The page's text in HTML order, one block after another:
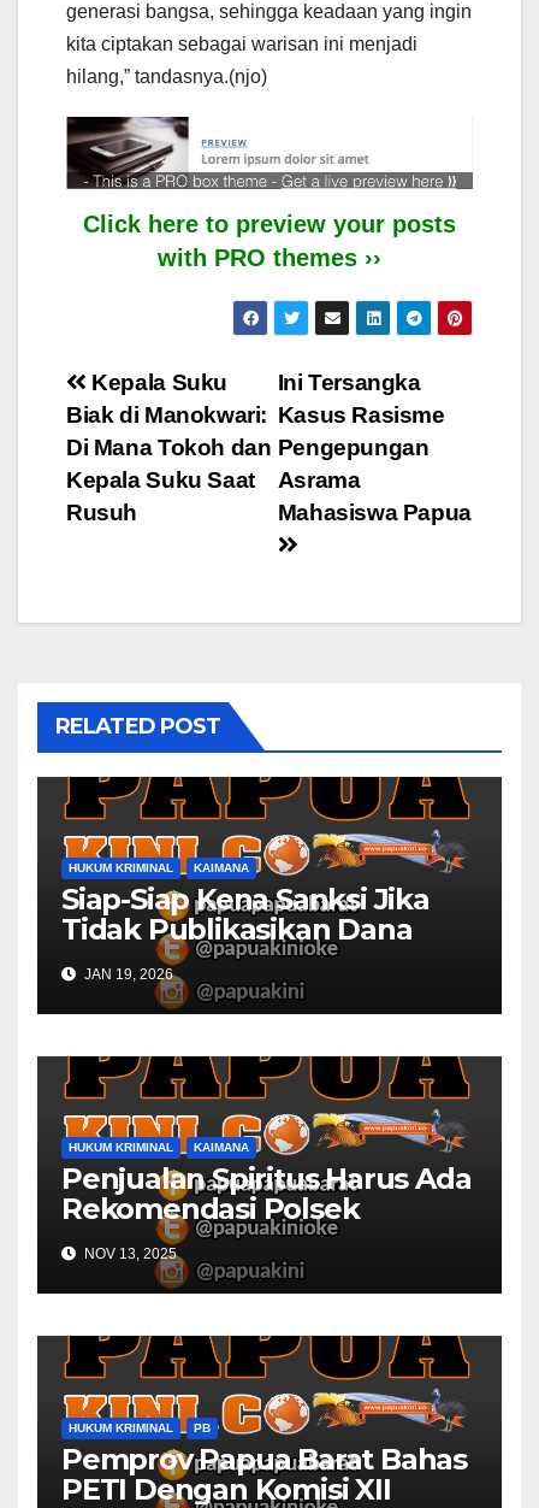
generasi bangsa, sehingga keadaan yang ingin
kita ciptakan sebagai warisan ini menjadi
hilang,” tandasnya.(njo)
Click here to preview your posts
with PRO themes ››
Post
navigation
Ini Tersangka
Kasus Rasisme
Pengepungan
Asrama
Mahasiswa Papua
Kepala Suku
Biak di Manokwari:
Di Mana Tokoh dan
Kepala Suku Saat
Rusuh
RELATED POST
HUKUM KRIMINAL KAIMANA
Siap-Siap Kena Sanksi Jika
Tidak Publikasikan Dana
Desa
JAN 19, 2026
HUKUM KRIMINAL KAIMANA
Penjualan Spiritus Harus Ada
Rekomendasi Polsek
Kaimana
NOV 13, 2025
HUKUM KRIMINAL PB
Pemprov Papua Barat Bahas
PETI Dengan Komisi XII